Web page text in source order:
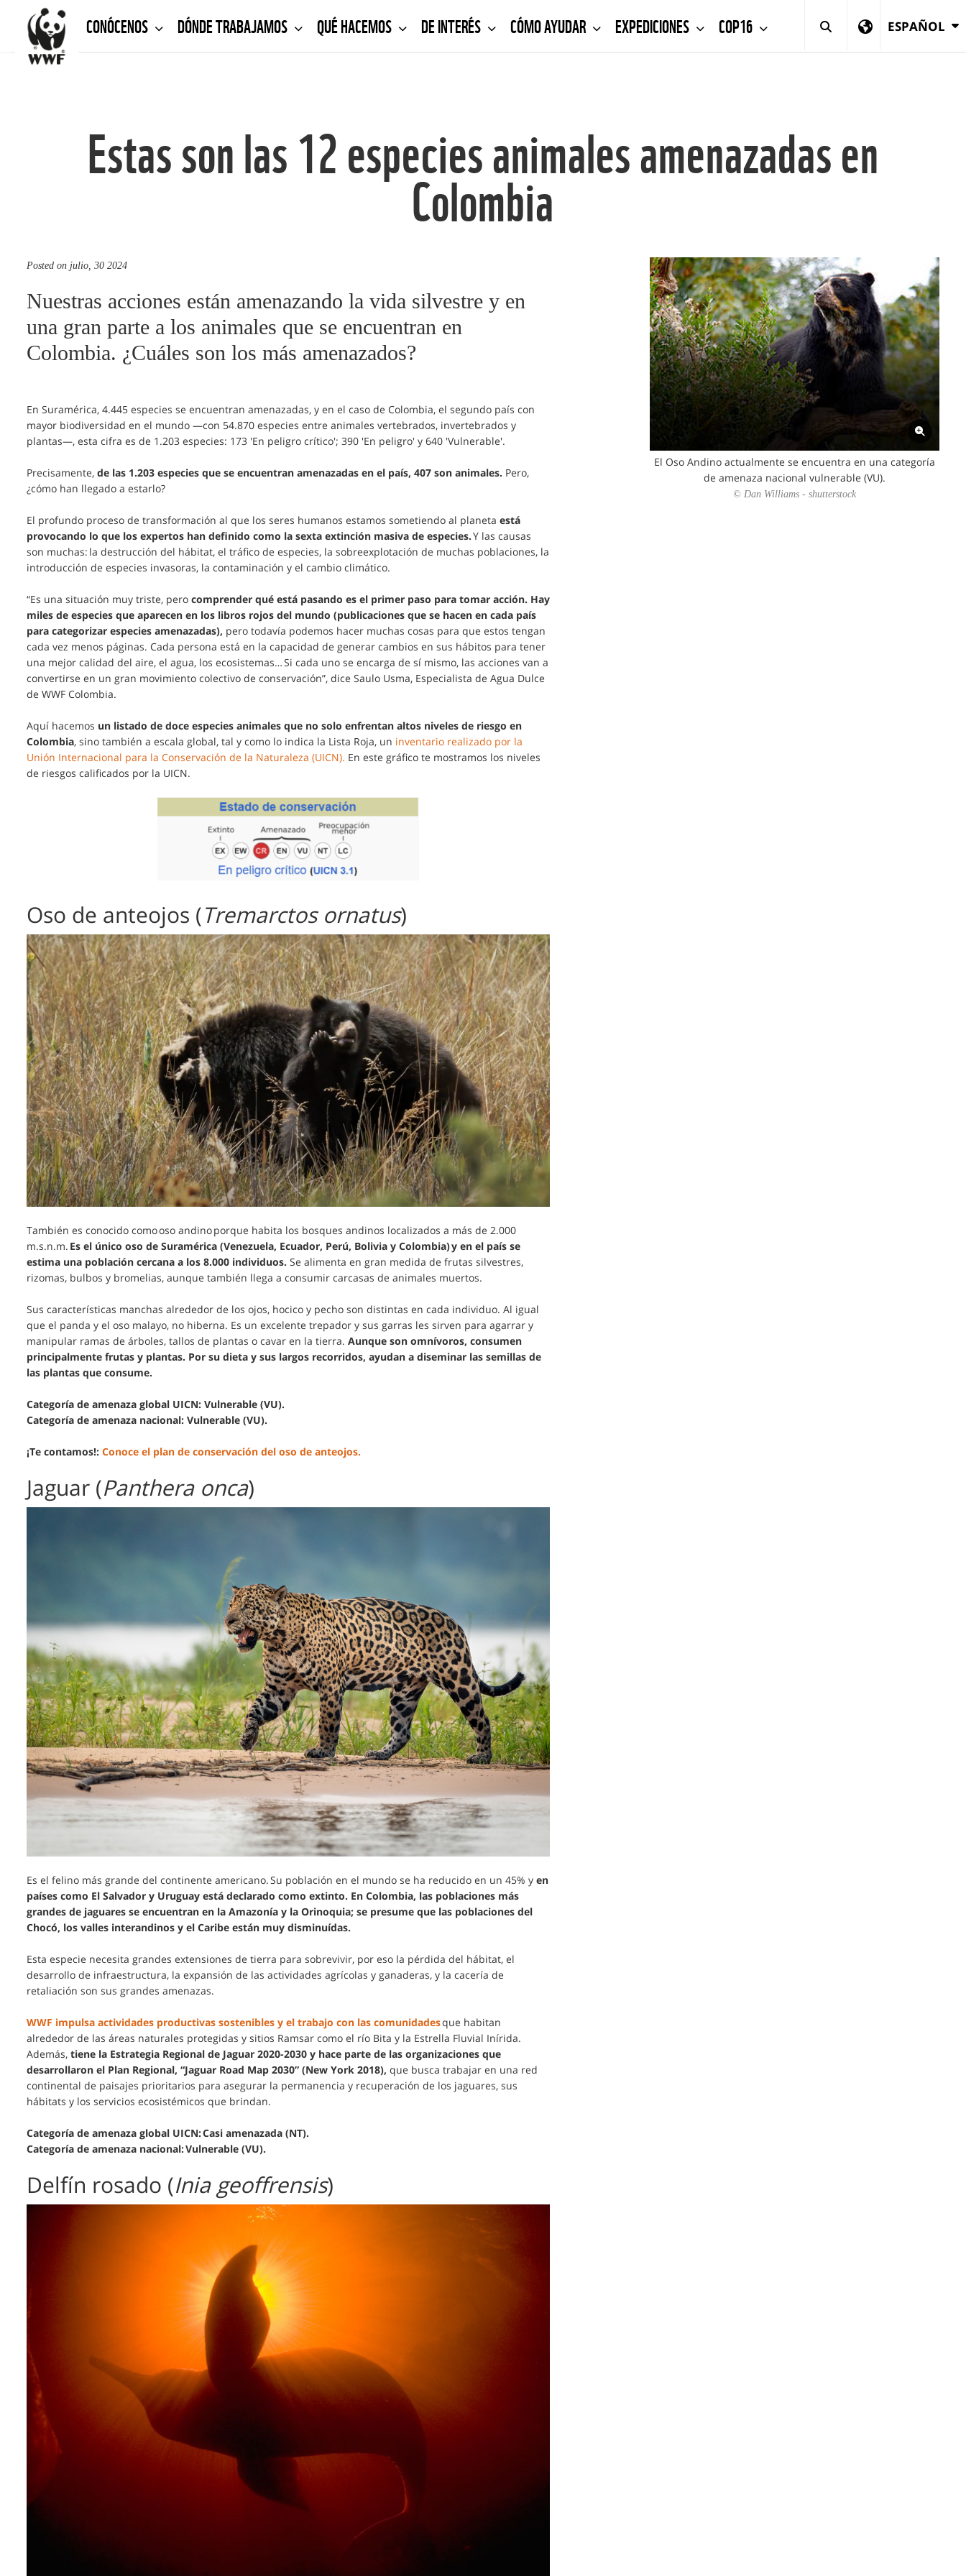
CONÓCENOS DÓNDE TRABAJAMOS QUÉ HACEMOS DE INTERÉS CÓMO AYUDAR EXPEDICIONES COP16 ESPAÑOL
Estas son las 12 especies animales amenazadas en
Colombia
Posted on julio, 30 2024
Nuestras acciones están amenazando la vida silvestre y en
una gran parte a los animales que se encuentran en
Colombia. ¿Cuáles son los más amenazados?
En Suramérica, 4.445 especies se encuentran amenazadas, y en el caso de Colombia, el segundo país con
mayor biodiversidad en el mundo —con 54.870 especies entre animales vertebrados, invertebrados y
plantas—, esta cifra es de 1.203 especies: 173 'En peligro crítico'; 390 'En peligro' y 640 'Vulnerable'.
Precisamente, de las 1.203 especies que se encuentran amenazadas en el país, 407 son animales. Pero,
¿cómo han llegado a estarlo?
El profundo proceso de transformación al que los seres humanos estamos sometiendo al planeta está
provocando lo que los expertos han definido como la sexta extinción masiva de especies.Y las causas
son muchas: la destrucción del hábitat, el tráfico de especies, la sobreexplotación de muchas poblaciones, la
introducción de especies invasoras, la contaminación y el cambio climático.
“Es una situación muy triste, pero comprender qué está pasando es el primer paso para tomar acción. Hay
miles de especies que aparecen en los libros rojos del mundo (publicaciones que se hacen en cada país
para categorizar especies amenazadas), pero todavía podemos hacer muchas cosas para que estos tengan
cada vez menos páginas. Cada persona está en la capacidad de generar cambios en sus hábitos para tener
una mejor calidad del aire, el agua, los ecosistemas… Si cada uno se encarga de sí mismo, las acciones van a
convertirse en un gran movimiento colectivo de conservación”, dice Saulo Usma, Especialista de Agua Dulce
de WWF Colombia.
Aquí hacemos un listado de doce especies animales que no solo enfrentan altos niveles de riesgo en
Colombia, sino también a escala global, tal y como lo indica la Lista Roja, un inventario realizado por la
Unión Internacional para la Conservación de la Naturaleza (UICN). En este gráfico te mostramos los niveles
de riesgos calificados por la UICN.
Oso de anteojos (Tremarctos ornatus)
También es conocido como oso andino porque habita los bosques andinos localizados a más de 2.000
m.s.n.m. Es el único oso de Suramérica (Venezuela, Ecuador, Perú, Bolivia y Colombia) y en el país se
estima una población cercana a los 8.000 individuos. Se alimenta en gran medida de frutas silvestres,
rizomas, bulbos y bromelias, aunque también llega a consumir carcasas de animales muertos.
Sus características manchas alrededor de los ojos, hocico y pecho son distintas en cada individuo. Al igual
que el panda y el oso malayo, no hiberna. Es un excelente trepador y sus garras les sirven para agarrar y
manipular ramas de árboles, tallos de plantas o cavar en la tierra. Aunque son omnívoros, consumen
principalmente frutas y plantas. Por su dieta y sus largos recorridos, ayudan a diseminar las semillas de
las plantas que consume.
Categoría de amenaza global UICN: Vulnerable (VU).
Categoría de amenaza nacional: Vulnerable (VU).
¡Te contamos!: Conoce el plan de conservación del oso de anteojos.
Jaguar (Panthera onca)
Es el felino más grande del continente americano. Su población en el mundo se ha reducido en un 45% y en
países como El Salvador y Uruguay está declarado como extinto. En Colombia, las poblaciones más
grandes de jaguares se encuentran en la Amazonía y la Orinoquia; se presume que las poblaciones del
Chocó, los valles interandinos y el Caribe están muy disminuídas.
Esta especie necesita grandes extensiones de tierra para sobrevivir, por eso la pérdida del hábitat, el
desarrollo de infraestructura, la expansión de las actividades agrícolas y ganaderas, y la cacería de
retaliación son sus grandes amenazas.
WWF impulsa actividades productivas sostenibles y el trabajo con las comunidadesque habitan
alrededor de las áreas naturales protegidas y sitios Ramsar como el río Bita y la Estrella Fluvial Inírida.
Además, tiene la Estrategia Regional de Jaguar 2020-2030 y hace parte de las organizaciones que
desarrollaron el Plan Regional, “Jaguar Road Map 2030” (New York 2018), que busca trabajar en una red
continental de paisajes prioritarios para asegurar la permanencia y recuperación de los jaguares, sus
hábitats y los servicios ecosistémicos que brindan.
Categoría de amenaza global UICN: Casi amenazada (NT).
Categoría de amenaza nacional: Vulnerable (VU).
Delfín rosado (Inia geoffrensis)
El Oso Andino actualmente se encuentra en una categoría
de amenaza nacional vulnerable (VU).
© Dan Williams - shutterstock